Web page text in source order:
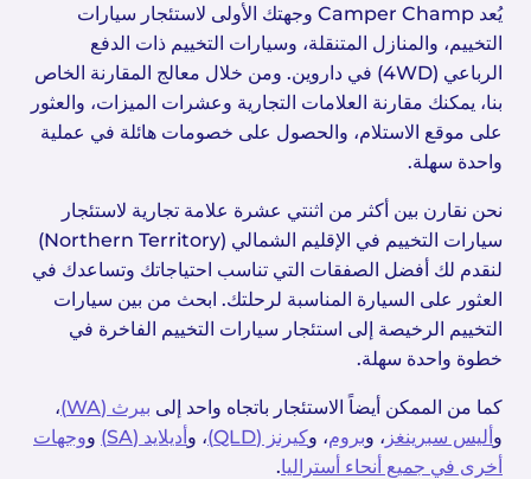
يُعد Camper Champ وجهتك الأولى لاستئجار سيارات
التخييم، والمنازل المتنقلة، وسيارات التخييم ذات الدفع
الرباعي (4WD) في داروين. ومن خلال معالج المقارنة الخاص
بنا، يمكنك مقارنة العلامات التجارية وعشرات الميزات، والعثور
على موقع الاستلام، والحصول على خصومات هائلة في عملية
واحدة سهلة.
نحن نقارن بين أكثر من اثنتي عشرة علامة تجارية لاستئجار
سيارات التخييم في الإقليم الشمالي (Northern Territory)
لنقدم لك أفضل الصفقات التي تناسب احتياجاتك وتساعدك في
العثور على السيارة المناسبة لرحلتك. ابحث من بين سيارات
التخييم الرخيصة إلى استئجار سيارات التخييم الفاخرة في
خطوة واحدة سهلة.
كما من الممكن أيضاً الاستئجار باتجاه واحد إلى بيرث (WA)
،
وأليس سبرينغز ، وبروم، وكيرنز (QLD) ، وأديلايد (SA) ووجهات
أخرى في جميع أنحاء أستراليا.